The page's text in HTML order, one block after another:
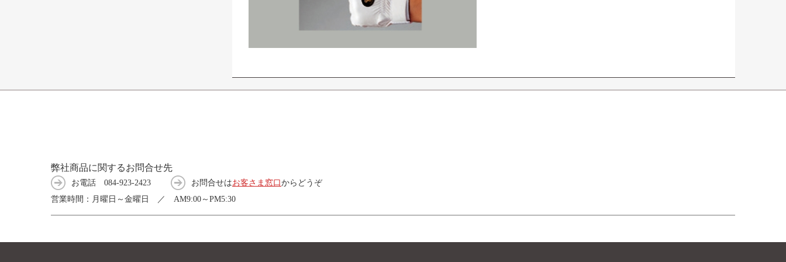
弊社商品に関するお問合せ先
お電話 084-923-2423 お問合せはお客さま窓口 からどうぞ
営業時間：月曜日～金曜日 ／ AM9:00～PM5:30